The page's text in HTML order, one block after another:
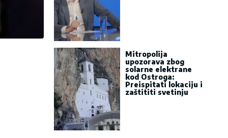
Mitropolija
upozorava zbog
solarne elektrane
kod Ostroga:
Preispitati lokaciju i
zaštititi svetinju